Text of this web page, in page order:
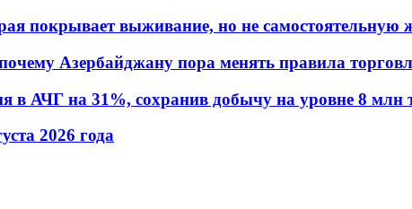
покрывает выживание, но не самостоятельную
Азербайджану пора менять правила
в АЧГ на 31%, сохранив добычу на уровне 8 млн
2026 года